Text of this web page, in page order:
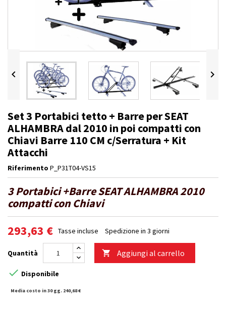
 
Set 3 Portabici tetto + Barre per SEAT
ALHAMBRA dal 2010 in poi compatti con
Chiavi Barre 110 CM c/Serratura + Kit
Attacchi
Riferimento P_P31T04-VS15
3 Portabici +Barre SEAT ALHAMBRA 2010
compatti con Chiavi
293,63 € Tasse incluse Spedizione in 3 giorni
Quantità  Aggiungi al carrello
 Disponibile
Media costo in 30 gg. 240,68 €